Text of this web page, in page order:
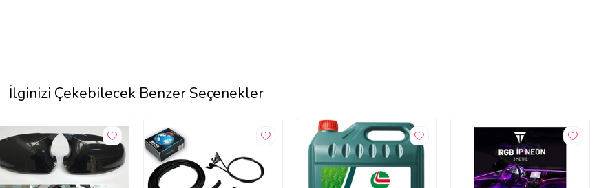
İlginizi Çekebilecek Benzer Seçenekler